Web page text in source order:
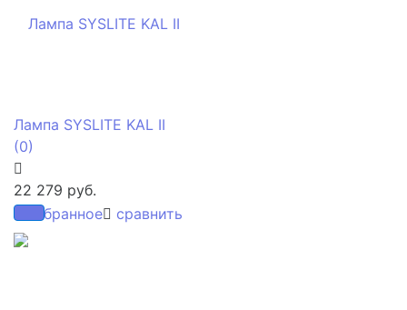
избранное сравнить
Лампа SYSLITE KAL II
(0)
22 279 руб.